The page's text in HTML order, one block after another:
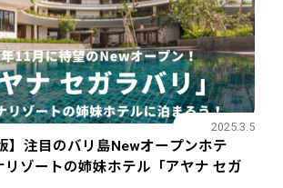
】注目のバリ島Newオープンホテ
リゾートの姉妹ホテル「アヤナ セガ
2025.3.5